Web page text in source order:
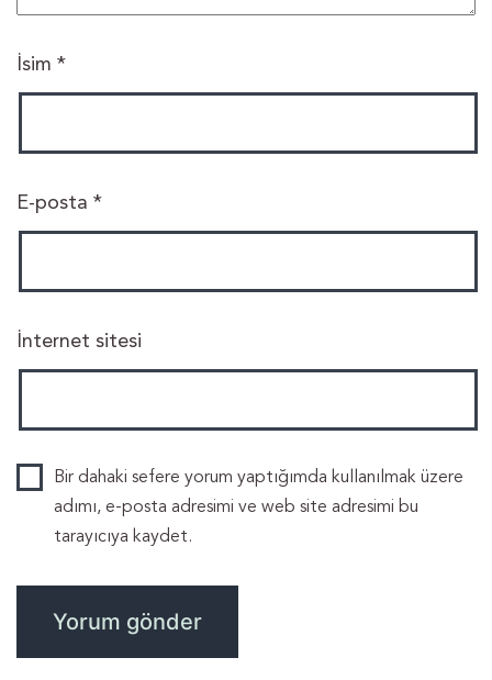
İsim *
E-posta *
İnternet sitesi
Bir dahaki sefere yorum yaptığımda kullanılmak üzere
adımı, e-posta adresimi ve web site adresimi bu
tarayıcıya kaydet.